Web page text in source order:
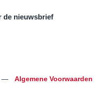
de nieuwsbrief
— Algemene Voorwaarden